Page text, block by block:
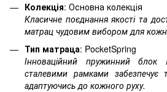
Колекція: Основна колекція
Класичне поєднання якості та
матрац чудовим вибором для
Тип матраца: PocketSpring
Інноваційний пружинний
сталевими рамками забезпечує
адаптуючись до кожного руху.